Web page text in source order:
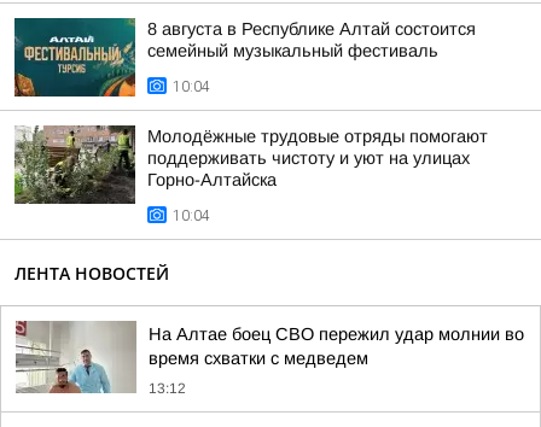
8 августа в Республике Алтай состоится
семейный музыкальный фестиваль
10:04
Молодёжные трудовые отряды помогают
поддерживать чистоту и уют на улицах
Горно-Алтайска
10:04
ЛЕНТА НОВОСТЕЙ
На Алтае боец СВО пережил удар молнии во
время схватки с медведем
13:12